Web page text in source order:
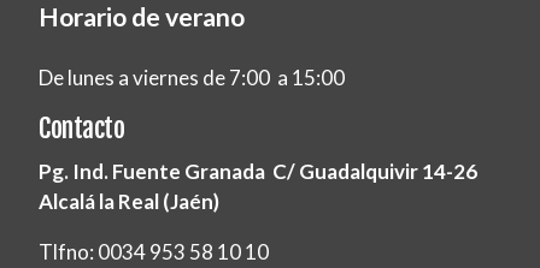
Horario de verano
De lunes a viernes de 7:00 a 15:00
Contacto
Pg. Ind. Fuente Granada C/ Guadalquivir 14-26
Alcalá la Real (Jaén)
Tlfno: 0034 953 58 10 10